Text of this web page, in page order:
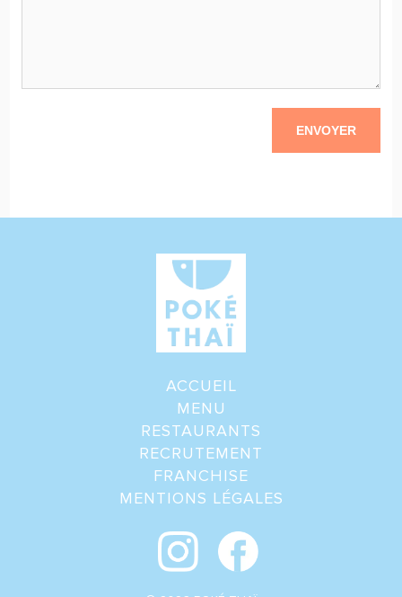
ACCUEIL
MENU
RESTAURANTS
RECRUTEMENT
FRANCHISE
MENTIONS LÉGALES